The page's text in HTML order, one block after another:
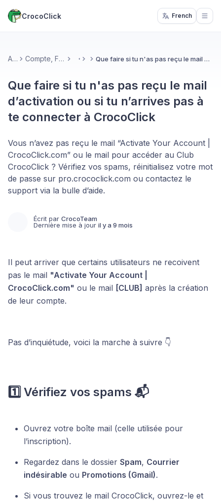
CrocoClick French
Accueil Compte, Facturation & Support More Que faire si tu n'as pas reçu le mail d’activation ou si tu n’arrives pas à te connecter à CrocoClick
Que faire si tu n'as pas reçu le mail
d’activation ou si tu n’arrives pas à
te connecter à CrocoClick
Vous n’avez pas reçu le mail “Activate Your Account |
CrocoClick.com” ou le mail pour accéder au Club
CrocoClick ? Vérifiez vos spams, réinitialisez votre mot
de passe sur pro.crococlick.com ou contactez le
support via la bulle d’aide.
Écrit par CrocoTeam
Dernière mise à jour il y a 9 mois
Il peut arriver que certains utilisateurs ne recoivent
pas le mail "Activate Your Account |
CrocoClick.com" ou le mail [CLUB] après la création
de leur compte.
Pas d’inquiétude, voici la marche à suivre 👇
1️⃣ Vérifiez vos spams 📬
Ouvrez votre boîte mail (celle utilisée pour
l’inscription).
Regardez dans le dossier Spam, Courrier
indésirable ou Promotions (Gmail).
Si vous trouvez le mail CrocoClick, ouvrez-le et